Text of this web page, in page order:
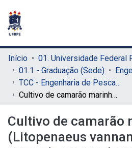
Início
01.1 - Graduação (Sede)
TCC - Engenharia de Pesca (Sede)
Cultivo de camarão marinho (Litopenaeus vannamei) na Fazenda Tropical Maricultura Eireli, Igarassu - PE
Cultivo de camarão
(Litopenaeus